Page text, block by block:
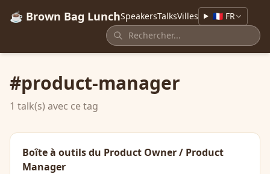
☕ Brown Bag LunchSpeakersTalksVilles 🇫🇷 FR
#product-manager
1 talk(s) avec ce tag
Boîte à outils du Product Owner / Product
Manager